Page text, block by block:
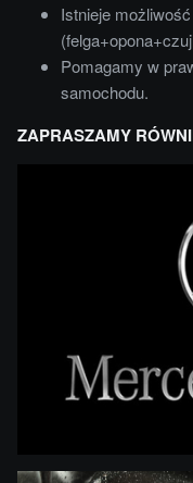
Istnieje
Pomagamy w
samochodu.
ZAPRASZAMY